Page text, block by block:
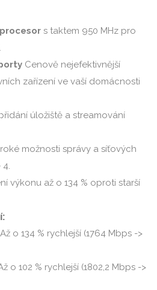
s taktem 950 MHz pro
Cenově nejefektivnější
zařízení ve vaší domácnosti
úložiště a streamování
možnosti správy a síťových
výkonu až o 134 % oproti starší
o 134 % rychlejší (1764 Mbps ->
o 102 % rychlejší (1802,2 Mbps ->